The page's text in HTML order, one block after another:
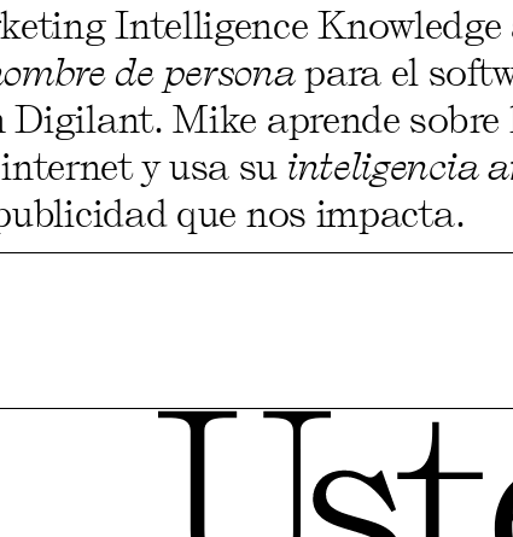
Intelligence Knowledge
de personapara el
Mike aprende sobre
y usa su inteligencia
que nos impacta.